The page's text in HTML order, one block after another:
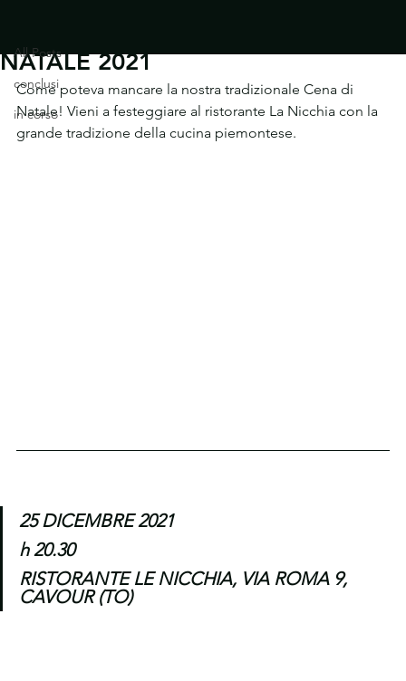
All Posts
conclusi
in corso
NATALE 2021
Come poteva mancare la nostra tradizionale Cena di
Natale! Vieni a festeggiare al ristorante La Nicchia con la
grande tradizione della cucina piemontese.
25 DICEMBRE 2021
h 20.30
RISTORANTE LE NICCHIA, VIA ROMA 9,
CAVOUR (TO)